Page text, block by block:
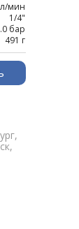
мин
1/4"
бар
491 г